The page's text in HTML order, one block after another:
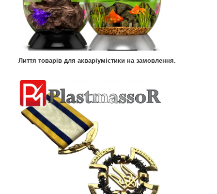
Лиття товарів для акваріумістики на замовлення.